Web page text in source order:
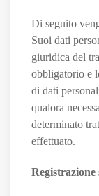
Di seguito
Suoi dati
giuridica del
obbligatorio e
di dati
qualora
determinato
effettuato.
Registrazione